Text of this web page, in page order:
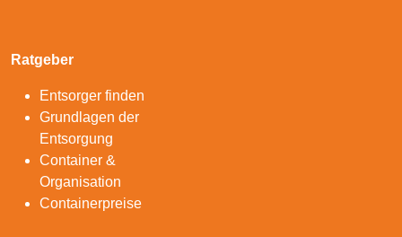
Ratgeber
Entsorger finden
Grundlagen der
Entsorgung
Container &
Organisation
Containerpreise